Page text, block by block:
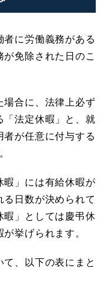
者に労働義務がある
免除された日のこ
場合に、法律上必ず
「法定休暇」と、就
が任意に付与する
暇」には有給休暇が
日数が決められて
暇」としては慶弔休
挙げられます。
、以下の表にまと